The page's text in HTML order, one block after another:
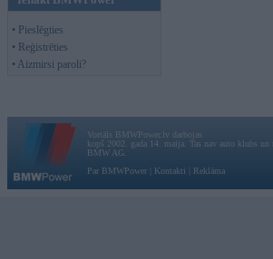
• Pieslēgties
• Reģistrēties
• Aizmirsi paroli?
Vortāls BMWPower.lv darbojas
kopš 2002. gada 14. maija. Tas nav auto klubs un
BMW AG.
Par BMWPower
Kontakti Reklāma